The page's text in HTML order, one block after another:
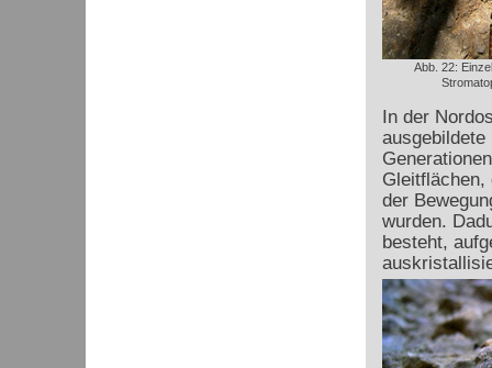
Abb. 22:
In der
Gleitflächen,
der
wurden.
besteht,